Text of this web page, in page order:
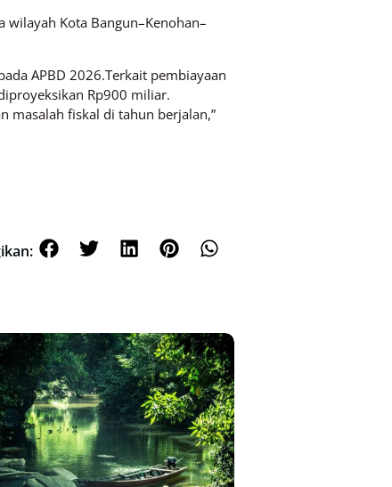
Kota Bangun–Kenohan–
APBD 2026.Terkait pembiayaan
Rp900 miliar.
masalah fiskal di tahun berjalan,”